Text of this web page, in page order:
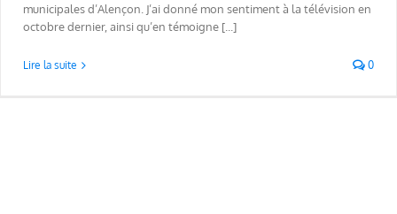
municipales d’Alençon. J’ai donné mon sentiment à la télévision en
octobre dernier, ainsi qu’en témoigne [...]
Lire la suite 0